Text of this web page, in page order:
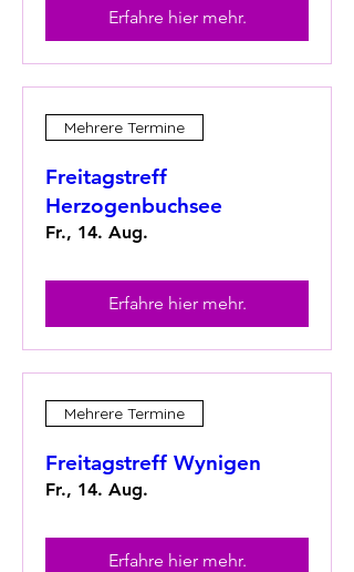
Erfahre hier mehr.
Mehrere Termine
Freitagstreff
Herzogenbuchsee
Fr., 14. Aug.
Erfahre hier mehr.
Mehrere Termine
Freitagstreff Wynigen
Fr., 14. Aug.
Erfahre hier mehr.